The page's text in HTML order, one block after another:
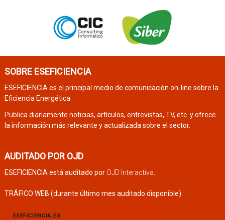
SOBRE ESEFICIENCIA
ESEFICIENCIA es el principal medio de comunicación on-line sobre la
Eficiencia Energética.
Publica diariamente noticias, artículos, entrevistas, TV, etc. y ofrece
la información más relevante y actualizada sobre el sector.
AUDITADO POR OJD
ESEFICIENCIA está auditado por OJD Interactiva
TRÁFICO WEB (durante último mes auditado disponible):